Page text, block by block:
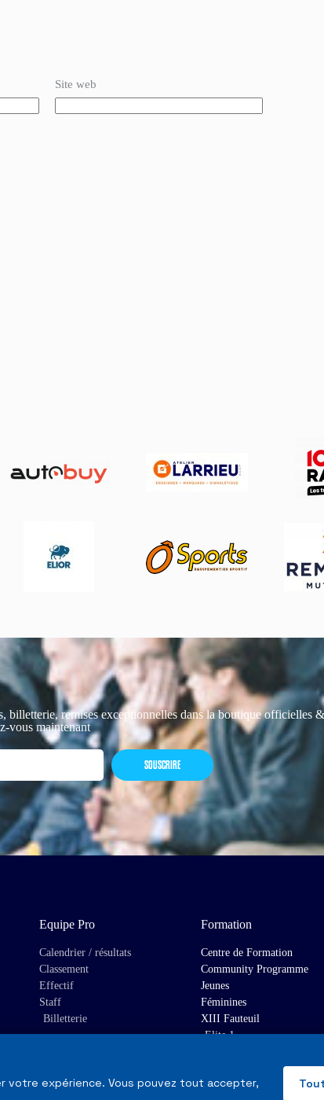
Site web
billetterie, remises exceptionnelles dans la boutique officielles &
vous maintenant
SOUSCRIRE
Equipe Pro
Calendrier / résultats
Classement
Effectif
Staff
Billetterie
Formation
Centre de Formation
Community Programme
Jeunes
Féminines
XIII Fauteuil
Elite 1
votre expérience. Vous pouvez tout accepter,